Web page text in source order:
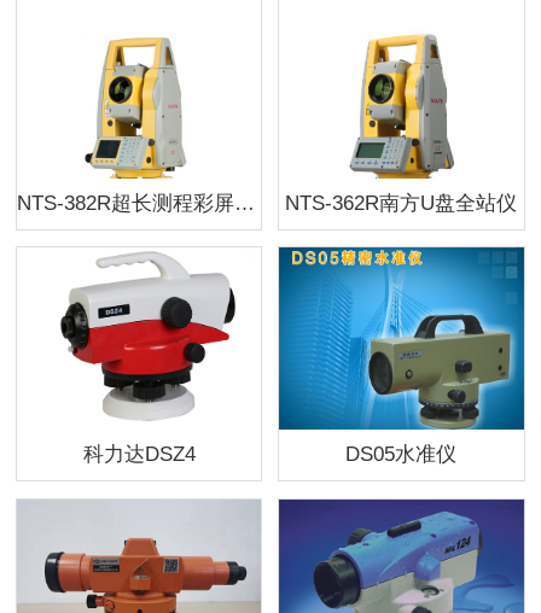
NTS-382R超长测程彩屏全站仪 NTS-362R南方U盘全站仪
科力达DSZ4 DS05水准仪